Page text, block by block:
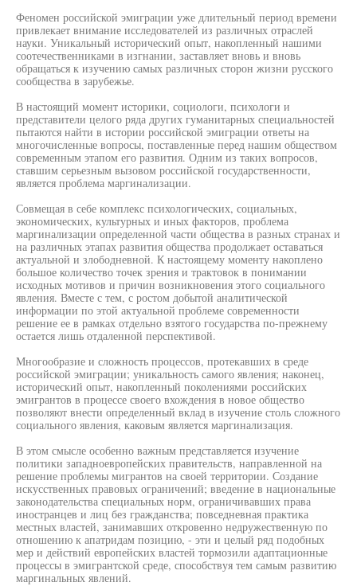
Феномен российской эмиграции уже длительный период времени
привлекает внимание исследователей из различных отраслей
науки. Уникальный исторический опыт, накопленный нашими
соотечественниками в изгнании, заставляет вновь и вновь
обращаться к изучению самых различных сторон жизни русского
сообщества в зарубежье.
В настоящий момент историки, социологи, психологи и
представители целого ряда других гуманитарных специальностей
пытаются найти в истории российской эмиграции ответы на
многочисленные вопросы, поставленные перед нашим обществом
современным этапом его развития. Одним из таких вопросов,
ставшим серьезным вызовом российской государственности,
является проблема маргинализации.
Совмещая в себе комплекс психологических, социальных,
экономических, культурных и иных факторов, проблема
маргинализации определенной части общества в разных странах и
на различных этапах развития общества продолжает оставаться
актуальной и злободневной. К настоящему моменту накоплено
большое количество точек зрения и трактовок в понимании
исходных мотивов и причин возникновения этого социального
явления. Вместе с тем, с ростом добытой аналитической
информации по этой актуальной проблеме современности
решение ее в рамках отдельно взятого государства по-прежнему
остается лишь отдаленной перспективой.
Многообразие и сложность процессов, протекавших в среде
российской эмиграции; уникальность самого явления; наконец,
исторический опыт, накопленный поколениями российских
эмигрантов в процессе своего вхождения в новое общество
позволяют внести определенный вклад в изучение столь сложного
социального явления, каковым является маргинализация.
В этом смысле особенно важным представляется изучение
политики западноевропейских правительств, направленной на
решение проблемы мигрантов на своей территории. Создание
искусственных правовых ограничений; введение в национальные
законодательства специальных норм, ограничивавших права
иностранцев и лиц без гражданства; повседневная практика
местных властей, занимавших откровенно недружественную по
отношению к апатридам позицию, - эти и целый ряд подобных
мер и действий европейских властей тормозили адаптационные
процессы в эмигрантской среде, способствуя тем самым развитию
маргинальных явлений.